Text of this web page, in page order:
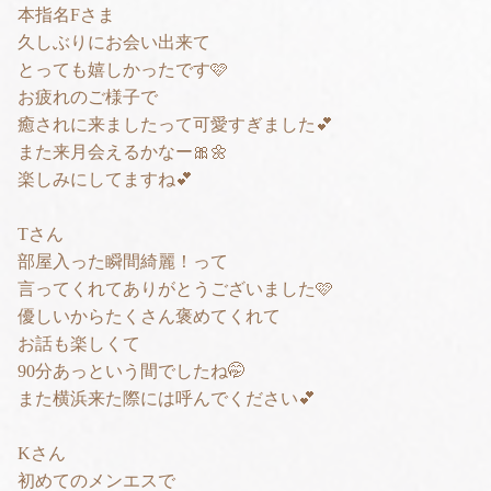
本指名Fさま
久しぶりにお会い出来て
とっても嬉しかったです🩷
お疲れのご様子で
癒されに来ましたって可愛すぎました💕
また来月会えるかなー🎀🌼
楽しみにしてますね💕
Tさん
部屋入った瞬間綺麗！って
言ってくれてありがとうございました🩷
優しいからたくさん褒めてくれて
お話も楽しくて
90分あっという間でしたね🤭
また横浜来た際には呼んでください💕
Kさん
初めてのメンエスで